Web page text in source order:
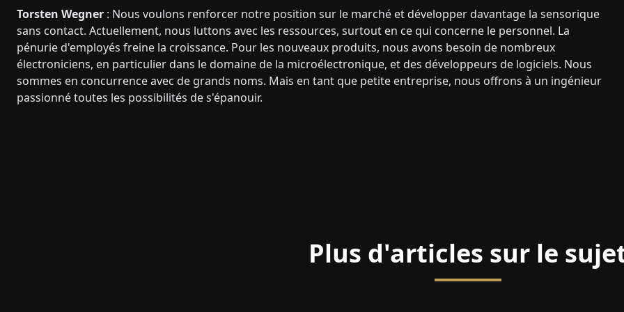
Torsten Wegner : Nous voulons renforcer notre position sur le marché et développer davantage la sensorique
sans contact. Actuellement, nous luttons avec les ressources, surtout en ce qui concerne le personnel. La
pénurie d'employés freine la croissance. Pour les nouveaux produits, nous avons besoin de nombreux
électroniciens, en particulier dans le domaine de la microélectronique, et des développeurs de logiciels. Nous
sommes en concurrence avec de grands noms. Mais en tant que petite entreprise, nous offrons à un ingénieur
passionné toutes les possibilités de s'épanouir.
Plus d'articles sur le